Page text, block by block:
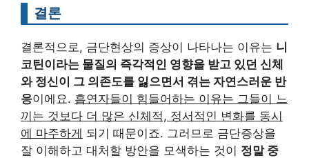
결론
결론적으로, 금단현상의 증상이 나타나는 이유는 니
코틴이라는 물질의 즉각적인 영향을 받고 있던 신체
와 정신이 그 의존도를 잃으면서 겪는 자연스러운 반
응이에요. 흡연자들이 힘들어하는 이유는 그들이 느
끼는 것보다 더 많은 신체적, 정서적인 변화를 동시
에 마주하게 되기 때문이죠. 그러므로 금단증상을
잘 이해하고 대처할 방안을 모색하는 것이 정말 중